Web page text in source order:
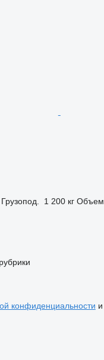
Грузопод. 1 200 кг Объем
конфиденциальности и